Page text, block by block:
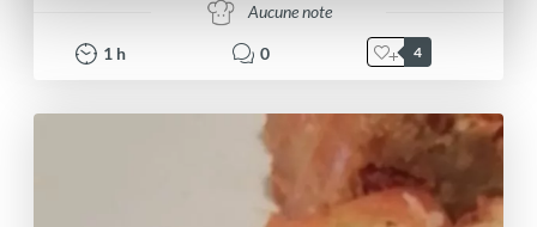
Aucune note
1 h 0 4